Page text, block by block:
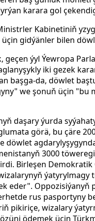
karara gol
Kabinetiniň
üçin gidýänler bilen
geçen ýyl Ýewropa
iki gezek
başga-da, döwlet
we şonuň üçin "bu
daşary ýurda
görä, bu çäre
döwlet
3000
Birleşen
eder".
rus pasportyny
pikiriçe, wizalary
ödemek üçin